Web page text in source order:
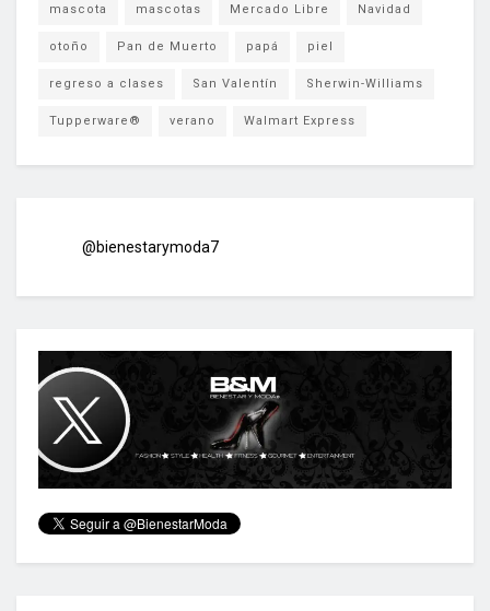
mascota mascotas Mercado Libre Navidad
otoño Pan de Muerto papá piel
regreso a clases San Valentín Sherwin-Williams
Tupperware® verano Walmart Express
@bienestarymoda7